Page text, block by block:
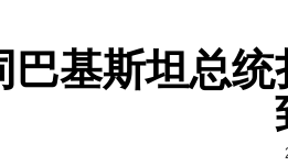
巴基斯坦总